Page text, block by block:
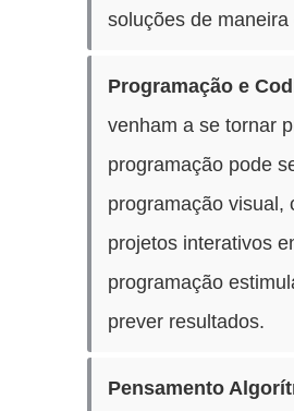
soluções de maneira
Programação e
venham a se tornar
programação pode
programação visual,
projetos interativos
programação
prever resultados.
Pensamento